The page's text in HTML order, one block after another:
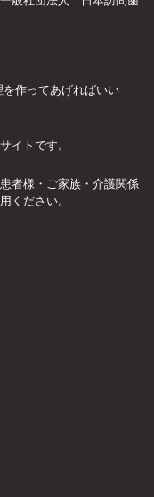
作ってあげればいい
イトです。
者様・ご家族・介護関係
ください。